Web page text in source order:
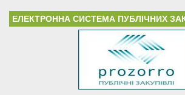
ЕЛЕКТРОННА СИСТЕМА ПУБЛІЧНИХ